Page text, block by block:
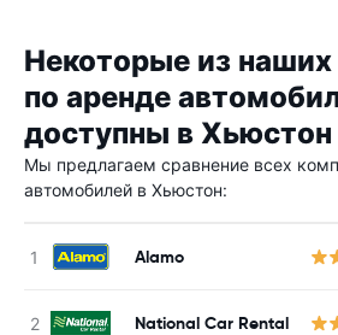
Некоторые из
по аренде
доступны в Хьюстон
Мы предлагаем сравнение всех
автомобилей в Хьюстон:
Alamo
National Car Rental